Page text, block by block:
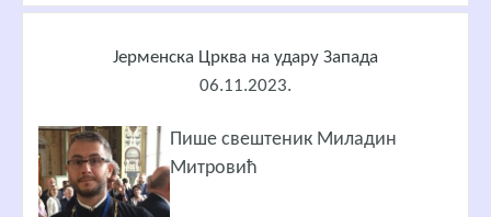
Јерменска Црква на удару Запада
06.11.2023.
Пише свештеник Миладин
Митровић